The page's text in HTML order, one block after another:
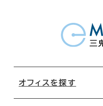
オフィスを探す